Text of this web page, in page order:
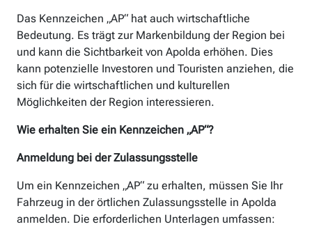
Das Kennzeichen „AP“ hat auch wirtschaftliche
Bedeutung. Es trägt zur Markenbildung der Region bei
und kann die Sichtbarkeit von Apolda erhöhen. Dies
kann potenzielle Investoren und Touristen anziehen, die
sich für die wirtschaftlichen und kulturellen
Möglichkeiten der Region interessieren.
Wie erhalten Sie ein Kennzeichen „AP“?
Anmeldung bei der Zulassungsstelle
Um ein Kennzeichen „AP“ zu erhalten, müssen Sie Ihr
Fahrzeug in der örtlichen Zulassungsstelle in Apolda
anmelden. Die erforderlichen Unterlagen umfassen: